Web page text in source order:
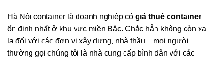
Hà Nội container là doanh nghiệp có giá thuê container
ổn định nhất ở khu vực miền Bắc. Chắc hẳn không còn xa
lạ đối với các đơn vị xây dựng, nhà thầu…mọi người
thường gọi chúng tôi là nhà cung cấp bình dân với các